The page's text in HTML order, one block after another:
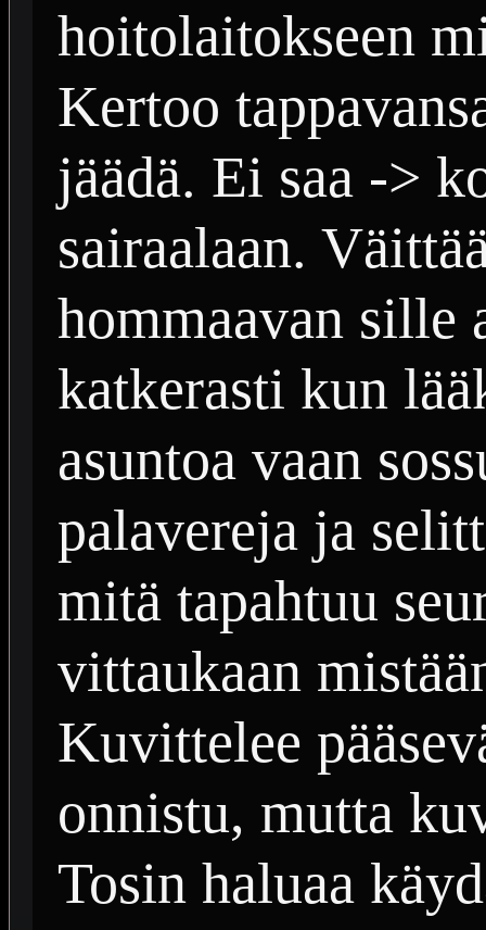
hoitolaitokseen
Kertoo
jäädä. Ei saa ->
sairaalaan.
hommaavan sille
katkerasti kun
asuntoa vaan
palavereja ja
mitä tapahtuu
vittaukaan
Kuvittelee
onnistu, mutta
Tosin haluaa